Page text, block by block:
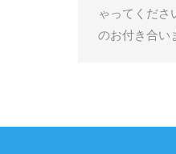
ゃってくださ
のお付き合い